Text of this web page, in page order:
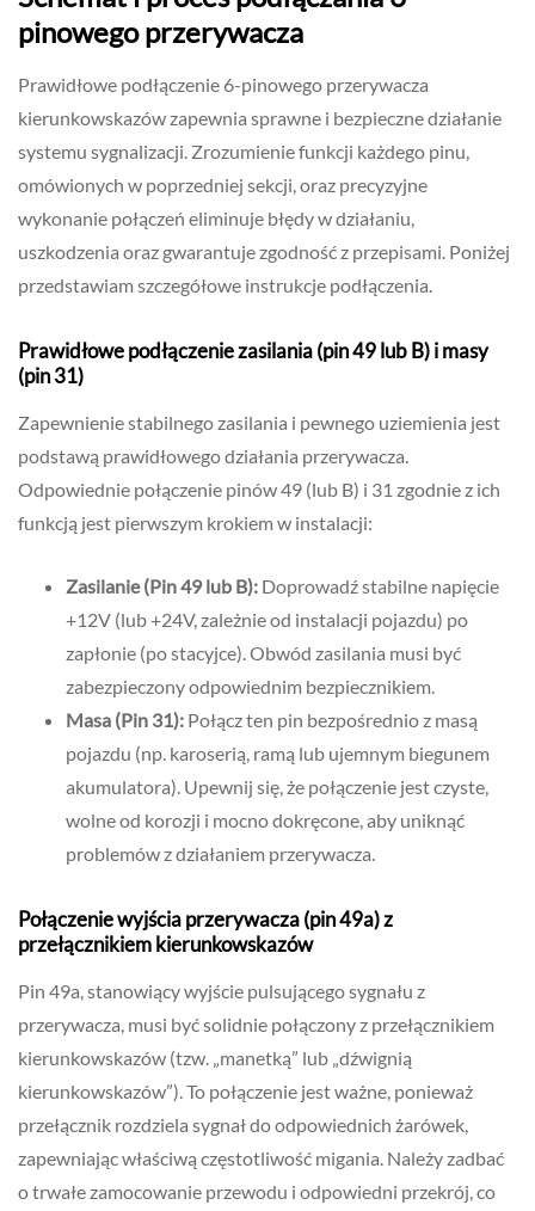
pinowego przerywacza
Prawidłowe podłączenie 6-pinowego przerywacza
kierunkowskazów zapewnia sprawne i bezpieczne działanie
systemu sygnalizacji. Zrozumienie funkcji każdego pinu,
omówionych w poprzedniej sekcji, oraz precyzyjne
wykonanie połączeń eliminuje błędy w działaniu,
uszkodzenia oraz gwarantuje zgodność z przepisami. Poniżej
przedstawiam szczegółowe instrukcje podłączenia.
Prawidłowe podłączenie zasilania (pin 49 lub B) i masy
(pin 31)
Zapewnienie stabilnego zasilania i pewnego uziemienia jest
podstawą prawidłowego działania przerywacza.
Odpowiednie połączenie pinów 49 (lub B) i 31 zgodnie z ich
funkcją jest pierwszym krokiem w instalacji:
Zasilanie (Pin 49 lub B): Doprowadź stabilne napięcie
+12V (lub +24V, zależnie od instalacji pojazdu) po
zapłonie (po stacyjce). Obwód zasilania musi być
zabezpieczony odpowiednim bezpiecznikiem.
Masa (Pin 31): Połącz ten pin bezpośrednio z masą
pojazdu (np. karoserią, ramą lub ujemnym biegunem
akumulatora). Upewnij się, że połączenie jest czyste,
wolne od korozji i mocno dokręcone, aby uniknąć
problemów z działaniem przerywacza.
Połączenie wyjścia przerywacza (pin 49a) z
przełącznikiem kierunkowskazów
Pin 49a, stanowiący wyjście pulsującego sygnału z
przerywacza, musi być solidnie połączony z przełącznikiem
kierunkowskazów (tzw. „manetką” lub „dźwignią
kierunkowskazów”). To połączenie jest ważne, ponieważ
przełącznik rozdziela sygnał do odpowiednich żarówek,
zapewniając właściwą częstotliwość migania. Należy zadbać
o trwałe zamocowanie przewodu i odpowiedni przekrój, co